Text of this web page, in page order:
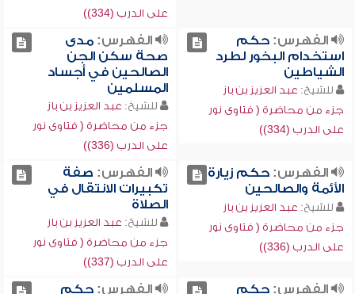
على الدرب (334))
الفهرس:حكم
استخدام البخور لطرد
الشياطين
للشيخ: عبد العزيز بن باز
جزء من محاضرة ( فتاوى نور
على الدرب (334))
الفهرس:مدى
صحة سكن الجن
الصالحين في أجساد
المسلمين
للشيخ: عبد العزيز بن باز
جزء من محاضرة ( فتاوى نور
على الدرب (336))
الفهرس:حكم زيارة
الأئمة والصالحين
للشيخ: عبد العزيز بن باز
جزء من محاضرة ( فتاوى نور
على الدرب (336))
الفهرس: صفة
تكبيرات الانتقال في
الصلاة
للشيخ: عبد العزيز بن باز
جزء من محاضرة ( فتاوى نور
على الدرب (337))
الفهرس:حكم
الفهرس:حكم